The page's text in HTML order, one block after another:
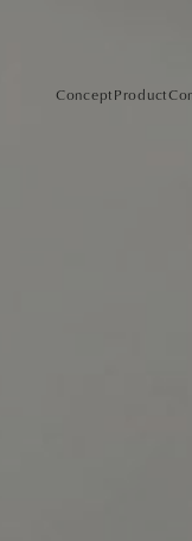
ConceptProduct